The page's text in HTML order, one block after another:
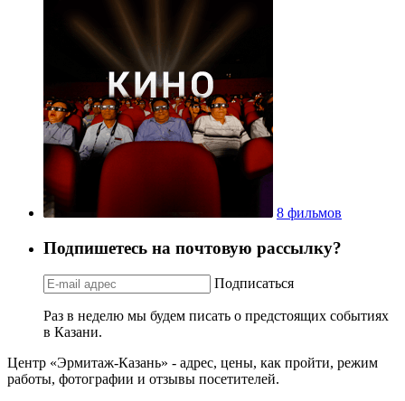
8 фильмов
Подпишетесь на почтовую рассылку?
Подписаться
Раз в неделю мы будем писать о предстоящих событиях
в Казани.
Центр «Эрмитаж-Казань» - адрес, цены, как пройти, режим
работы, фотографии и отзывы посетителей.